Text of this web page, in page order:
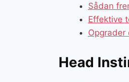
Sådan
Effektive
Head